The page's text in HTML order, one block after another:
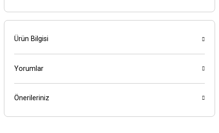
Ürün Bilgisi
Yorumlar
Önerileriniz